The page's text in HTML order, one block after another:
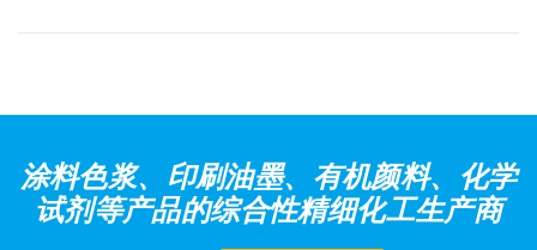
涂料色浆、印刷油墨、有机颜料、化学
试剂等产品的综合性精细化工生产商